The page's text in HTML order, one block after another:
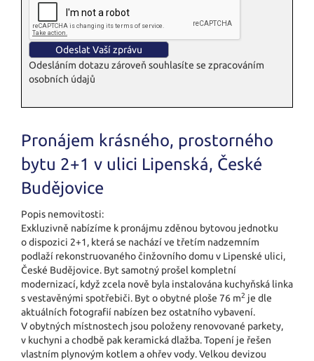
Odesláním dotazu zároveň souhlasíte se zpracováním
osobních údajů
Pronájem krásného, prostorného
bytu 2+1 v ulici Lipenská, České
Budějovice
Popis nemovitosti:
Exkluzivně nabízíme k pronájmu zděnou bytovou jednotku
o dispozici 2+1, která se nachází ve třetím nadzemním
podlaží rekonstruovaného činžovního domu v Lipenské ulici,
České Budějovice. Byt samotný prošel kompletní
modernizací, když zcela nově byla instalována kuchyňská linka
s vestavěnými spotřebiči. Byt o obytné ploše 76 m2 je dle
aktuálních fotografií nabízen bez ostatního vybavení.
V obytných místnostech jsou položeny renovované parkety,
v kuchyni a chodbě pak keramická dlažba. Topení je řešen
vlastním plynovým kotlem a ohřev vody. Velkou devizou